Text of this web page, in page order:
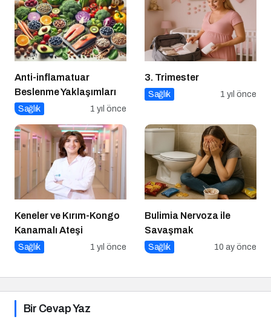
Anti-inflamatuar
Beslenme Yaklaşımları
Sağlık 1 yıl önce
3. Trimester
Sağlık 1 yıl önce
Keneler ve Kırım-Kongo
Kanamalı Ateşi
Sağlık 1 yıl önce
Bulimia Nervoza ile
Savaşmak
Sağlık 10 ay önce
Bir Cevap Yaz